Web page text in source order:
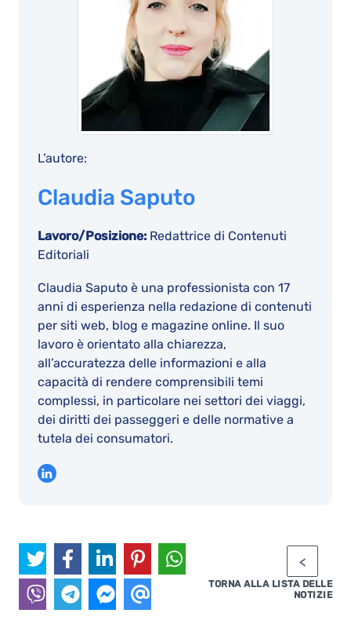
L’autore:
Claudia Saputo
Lavoro/Posizione: Redattrice di Contenuti
Editoriali
Claudia Saputo è una professionista con 17
anni di esperienza nella redazione di contenuti
per siti web, blog e magazine online. Il suo
lavoro è orientato alla chiarezza,
all’accuratezza delle informazioni e alla
capacità di rendere comprensibili temi
complessi, in particolare nei settori dei viaggi,
dei diritti dei passeggeri e delle normative a
tutela dei consumatori.
TORNA ALLA LISTA DELLE
NOTIZIE